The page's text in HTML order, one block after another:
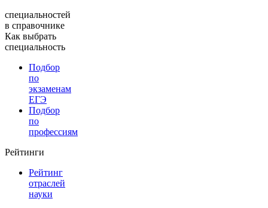
специальностей
в справочнике
Как выбрать
специальность
Подбор
по
экзаменам
ЕГЭ
Подбор
по
профессиям
Рейтинги
Рейтинг
отраслей
науки